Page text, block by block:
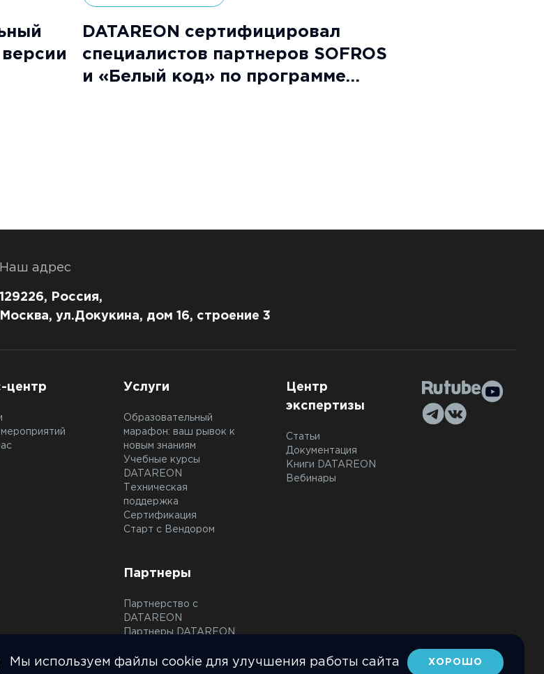
DATAREON сертифицировал
специалистов партнеров SOFROS
и «Белый код» по программе
Наш адрес
129226, Россия,
Москва, ул.Докукина, дом 16, строение 3
центр Услуги
Образовательный
марафон: ваш рывок к
новым знаниям
Учебные курсы
DATAREON
Техническая
поддержка
Сертификация
Старт с Вендором
Партнеры
Партнерство с
DATAREON
Партнеры DATAREON
Центр
экспертизы
Статьи
Документация
Книги DATAREON
Вебинары
Мы используем файлы cookie для улучшения работы сайта ХОРОШО